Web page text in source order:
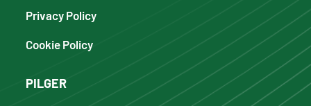
Privacy Policy
Cookie Policy
PILGER